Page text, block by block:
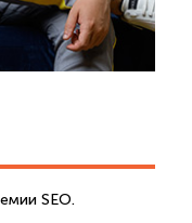
SEO.